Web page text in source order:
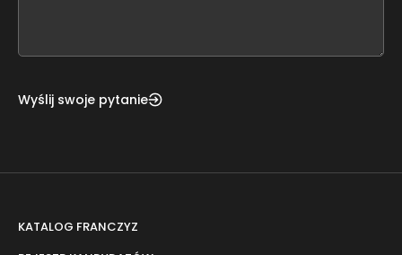
Wyślij swoje pytanie
KATALOG FRANCZYZ